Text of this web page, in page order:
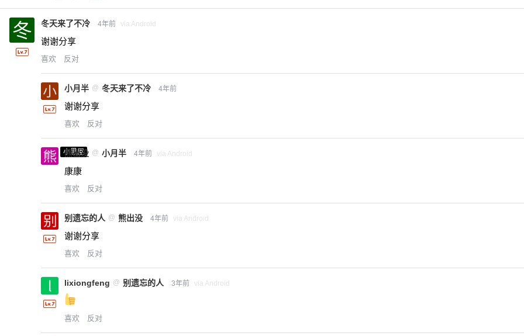
冬天来了不冷 4年前 via Android
谢谢分享
喜欢 反对
小月半 @ 冬天来了不冷 4年前
谢谢分享
喜欢 反对
小黑屋
熊出没 @ 小月半 4年前 via Android
康康
喜欢 反对
别遗忘的人 @ 熊出没 4年前 via Android
谢谢分享
喜欢 反对
lixiongfeng @ 别遗忘的人 3年前 via Android
喜欢 反对